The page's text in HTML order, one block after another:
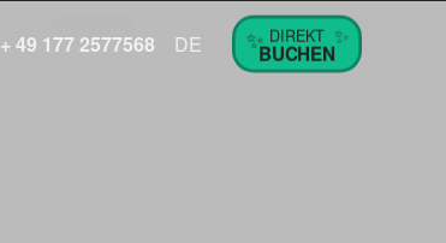
✨ DIREKT ✨
BUCHEN
+ 49 177 2577568 DE